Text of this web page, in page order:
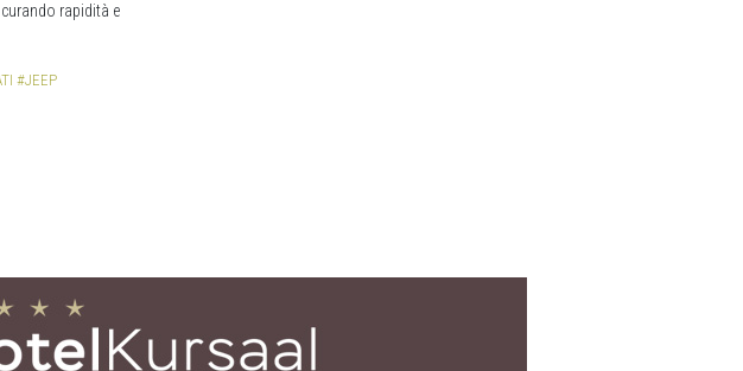
rapidità e
#JEEP